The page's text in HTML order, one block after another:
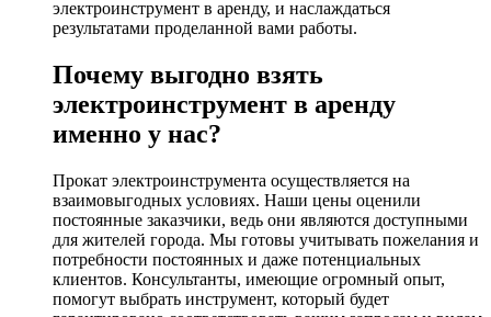
электроинструмент в аренду, и наслаждаться
результатами проделанной вами работы.
Почему выгодно взять
электроинструмент в аренду
именно у нас?
Прокат электроинструмента осуществляется на
взаимовыгодных условиях. Наши цены оценили
постоянные заказчики, ведь они являются доступными
для жителей города. Мы готовы учитывать пожелания и
потребности постоянных и даже потенциальных
клиентов. Консультанты, имеющие огромный опыт,
помогут выбрать инструмент, который будет